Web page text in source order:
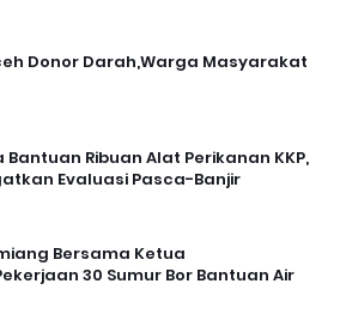
Donor Darah,Warga Masyarakat
Ribuan Alat Perikanan KKP,
Evaluasi Pasca-Banjir
Bersama Ketua
30 Sumur Bor Bantuan Air